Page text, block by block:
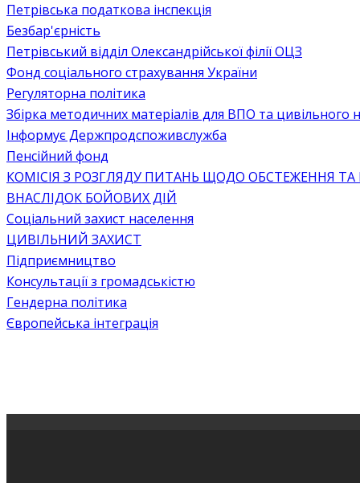
Петрівська податкова інспекція
Безбар'єрність
Петрівський відділ Олександрійської філії ОЦЗ
Фонд соціального страхування України
Регуляторна політика
Збірка методичних матеріалів для ВПО та цивільного
Інформує Держпродспоживслужба
Пенсійний фонд
КОМІСІЯ З РОЗГЛЯДУ ПИТАНЬ ЩОДО ОБСТЕЖЕННЯ
ВНАСЛІДОК БОЙОВИХ ДІЙ
Соціальний захист населення
ЦИВІЛЬНИЙ ЗАХИСТ
Підприємництво
Консультації з громадськістю
Гендерна політика
Європейська інтеграція